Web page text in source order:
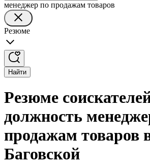
менеджер по продажам товаров
Резюме
Найти
Резюме
должность
продажам товаров
Баговской